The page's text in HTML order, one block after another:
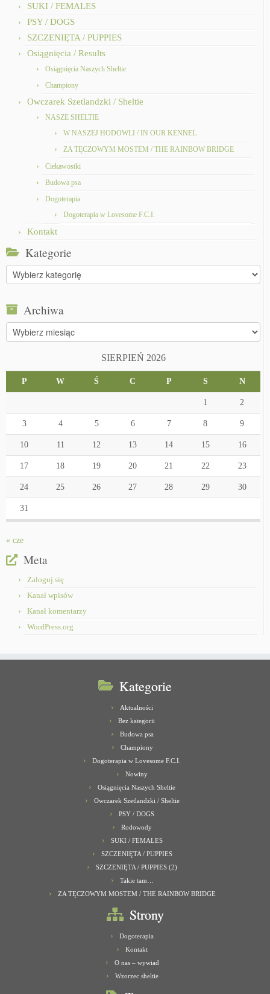
SUKI / FEMALES
PSY / DOGS
SZCZENIĘTA / PUPPIES
Osiągnięcia / Results
Osiągnięcia Naszych Sheltie
Championy
Owczarek Szetlandzki / Sheltie
NASZE SHELTIE
W NASZEJ HODOWLI / IN OUR KENNEL
ZA TĘCZOWYM MOSTEM / THE RAINBOW BRIDGE
Ciekawostki
Budowa psa
Dogoterapia
Dogoterapia w Lovesome F.C.I.
Kontakt
Kategorie
Kategorie
Archiwa
Archiwa
SIERPIEŃ 2026
P W Ś C P S N
1 2
3 4 5 6 7 8 9
10 11 12 13 14 15 16
17 18 19 20 21 22 23
24 25 26 27 28 29 30
31
« cze
Meta
Zaloguj się
Kanał wpisów
Kanał komentarzy
WordPress.org
Kategorie
Aktualności
Bez kategorii
Budowa psa
Championy
Dogoterapia w Lovesome F.C.I.
Nowiny
Osiągnięcia Naszych Sheltie
Owczarek Szetlandzki / Sheltie
PSY / DOGS
Rodowody
SUKI / FEMALES
SZCZENIĘTA / PUPPIES
SZCZENIĘTA / PUPPIES (2)
Takie tam…
ZA TĘCZOWYM MOSTEM / THE RAINBOW BRIDGE
Strony
Dogoterapia
Kontakt
O nas – wywiad
Wzorzec sheltie